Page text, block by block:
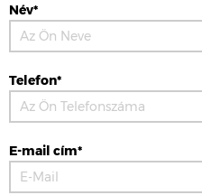
Név*
Telefon*
E-mail cím*